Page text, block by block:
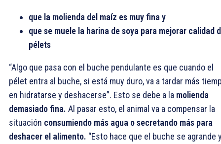
que la molienda del maíz es muy fina y
que se muele la harina de soya para mejorar calidad
pélets
“Algo que pasa con el buche pendulante es que cuando el
pélet entra al buche, si está muy duro, va a tardar más
en hidratarse y deshacerse”. Esto se debe a la molienda
demasiado fina. Al pasar esto, el animal va a compensar la
situación consumiendo más agua o secretando más para
deshacer el alimento. “Esto hace que el buche se agrande